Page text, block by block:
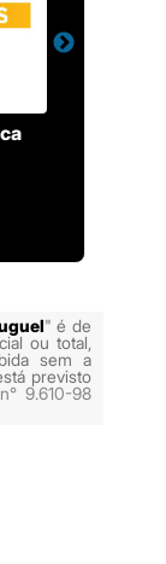
" é de
ou total,
sem a
previsto
9.610-98